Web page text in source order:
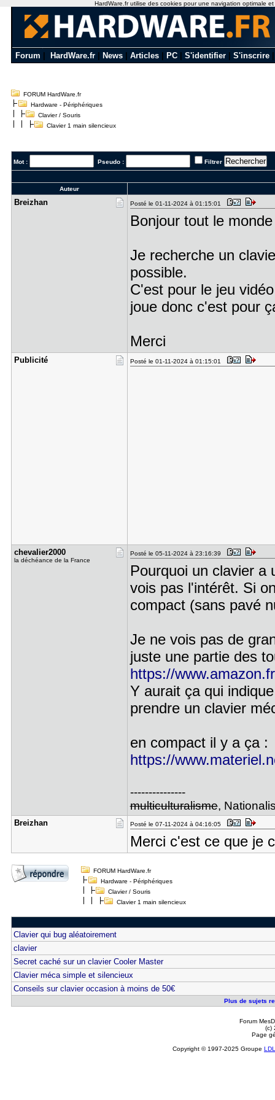
Forum HardWare.fr News Articles PC S'identifier S'inscrire
FORUM HardWare.fr
Hardware - Périphériques
Clavier / Souris
Clavier 1 main silencieux
Mot : Pseudo : Filtrer
Auteur
Breizhan Posté le 01-11-2024 à 01:15:01
Bonjour tout le monde
Je recherche un
possible.
C'est pour le jeu
joue donc c'est pour
Merci
Publicité Posté le 01-11-2024 à 01:15:01
chevalier2​000
la déchéance de la France
Posté le 05-11-2024 à 23:16:39
Pourquoi un clavier a
vois pas l'intérêt. Si
compact (sans pavé
Je ne vois pas de
juste une partie des
https://
Y aurait ça qui
prendre un clavier
en compact il y a ça :
https://
---------------
multiculturalisme,
Breizhan Posté le 07-11-2024 à 04:16:05
Merci c'est ce que je
FORUM HardWare.fr
Hardware - Périphériques
Clavier / Souris
Clavier 1 main silencieux
Clavier qui bug aléatoirement
clavier
Secret caché sur un clavier Cooler Master
Clavier méca simple et silencieux
Conseils sur clavier occasion à moins de 50€
Plus de sujets
Forum
(c)
Page
Copyright © 1997-2025 Groupe
HardWare.fr utilise des cookies pour une navigation optimale